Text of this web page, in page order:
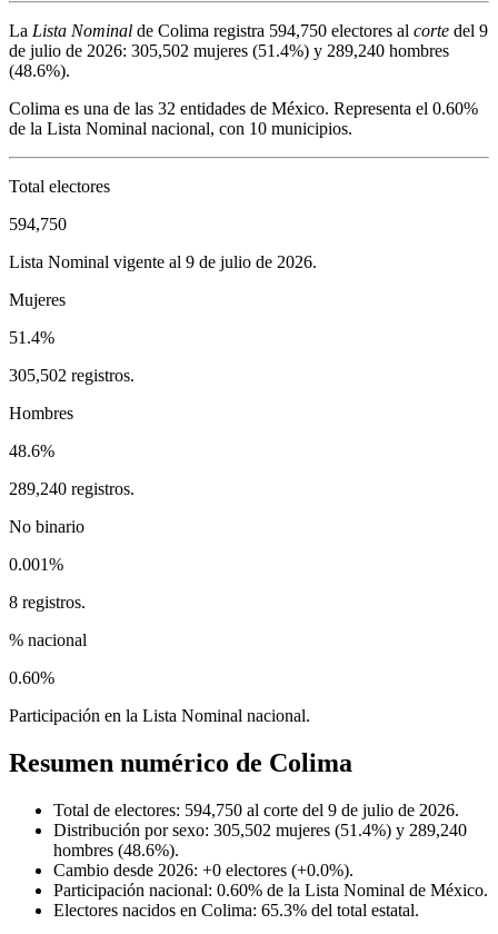
La Lista Nominal de Colima registra 594,750 electores al corte del 9
de julio de 2026: 305,502 mujeres (51.4%) y 289,240 hombres
(48.6%).
Colima es una de las 32 entidades de México. Representa el 0.60%
de la Lista Nominal nacional, con 10 municipios.
Total electores
594,750
Lista Nominal vigente al 9 de julio de 2026.
Mujeres
51.4%
305,502 registros.
Hombres
48.6%
289,240 registros.
No binario
0.001%
8 registros.
% nacional
0.60%
Participación en la Lista Nominal nacional.
Resumen numérico de Colima
Total de electores: 594,750 al corte del 9 de julio de 2026.
Distribución por sexo: 305,502 mujeres (51.4%) y 289,240
hombres (48.6%).
Cambio desde 2026: +0 electores (+0.0%).
Participación nacional: 0.60% de la Lista Nominal de México.
Electores nacidos en Colima: 65.3% del total estatal.